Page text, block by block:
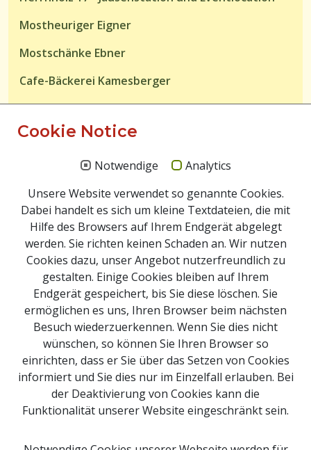
Mostheuriger Eigner
Mostschänke Ebner
Cafe-Bäckerei Kamesberger
Hermanns Fischerhütte
Sylvias Wein und Labestation
UaB Fam. Roithner
Gastronomie und Zimmer
Bei einem Ausflug oder nach einer Wanderung
können Sie Rast in einer Mostschänke, einem Gasthaus
oder Cafe im Naturpark einlegen und dabei die besten
Moste und regionale Schmankerl aus dem Naturpark
genießen.
Impressum
Newsletter Anmeldung
Kontakt
Downloads
Cookie Notice
Notwendige
Analytics
Unsere Website verwendet so genannte Cookies.
Dabei handelt es sich um kleine Textdateien, die mit
Hilfe des Browsers auf Ihrem Endgerät abgelegt
werden. Sie richten keinen Schaden an. Wir nutzen
Cookies dazu, unser Angebot nutzerfreundlich zu
gestalten. Einige Cookies bleiben auf Ihrem
Endgerät gespeichert, bis Sie diese löschen. Sie
ermöglichen es uns, Ihren Browser beim nächsten
Besuch wiederzuerkennen. Wenn Sie dies nicht
wünschen, so können Sie Ihren Browser so
einrichten, dass er Sie über das Setzen von Cookies
informiert und Sie dies nur im Einzelfall erlauben. Bei
der Deaktivierung von Cookies kann die
Funktionalität unserer Website eingeschränkt sein.